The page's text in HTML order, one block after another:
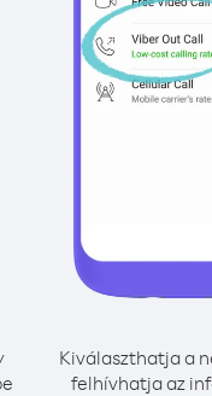
Kiválaszthatja a
felhívhatja az